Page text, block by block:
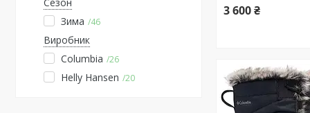
Зима
46
Виробник
Columbia 26
Helly Hansen 20
3 600 ₴